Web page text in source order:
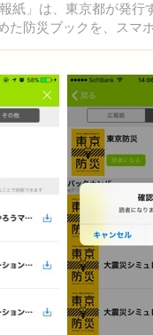
」は、東京都が発行
防災ブックを、スマ